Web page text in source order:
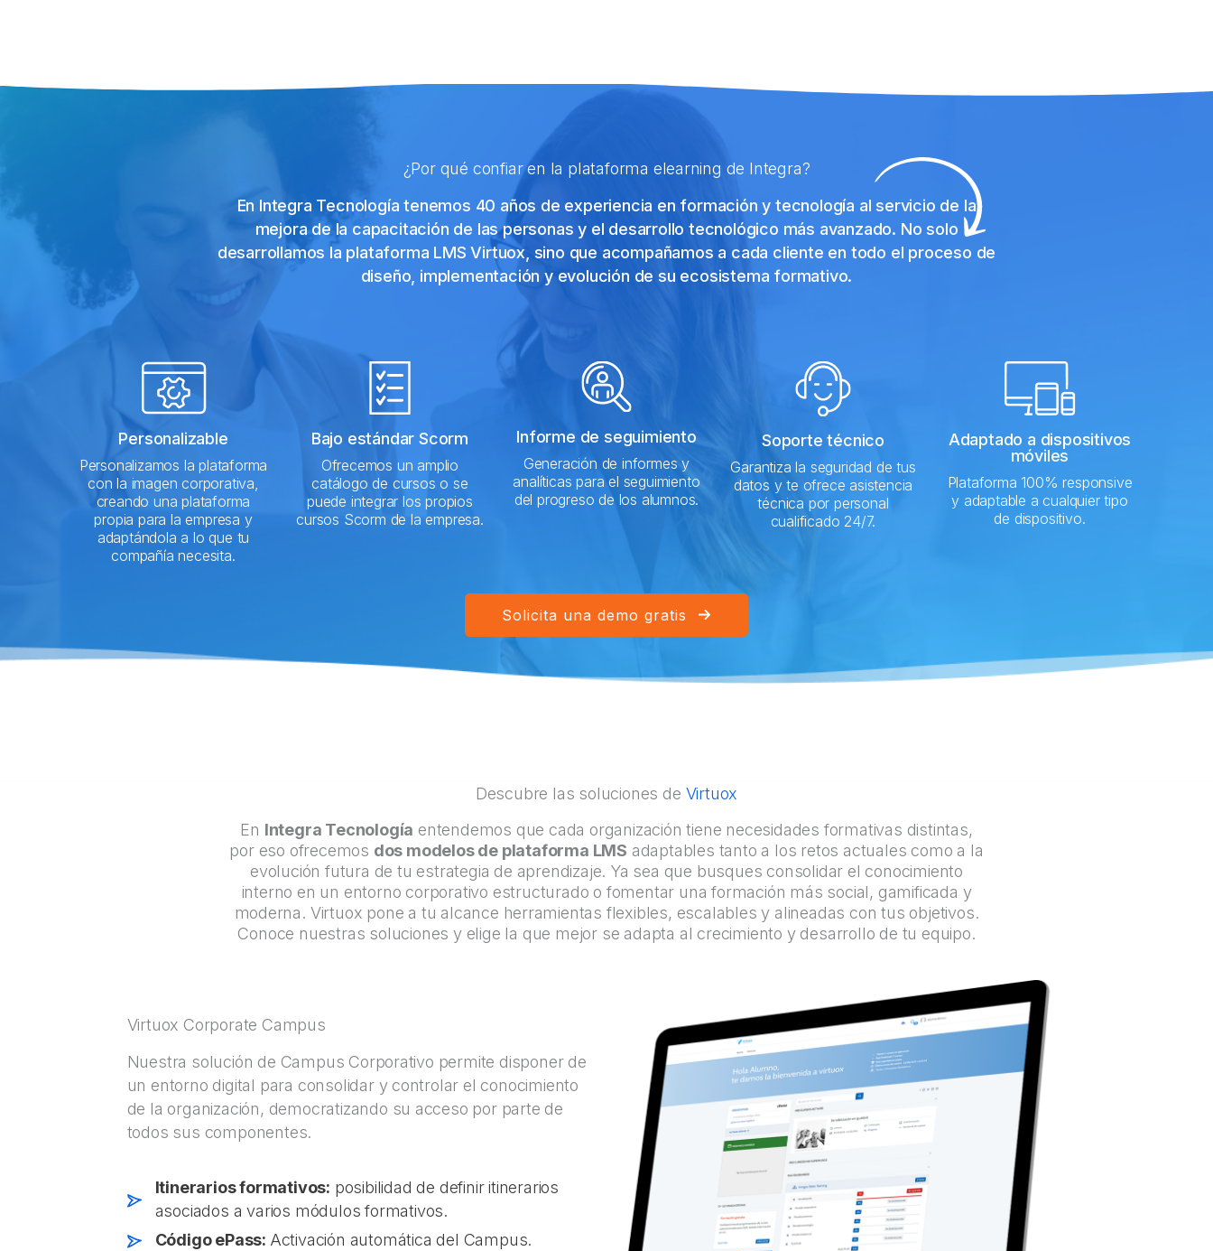
¿Por qué confiar en la plataforma elearning de Integra?
En Integra Tecnología tenemos 40 años de experiencia en formación y tecnología al servicio de la
mejora de la capacitación de las personas y el desarrollo tecnológico más avanzado. No solo
desarrollamos la plataforma LMS Virtuox, sino que acompañamos a cada cliente en todo el proceso de
diseño, implementación y evolución de su ecosistema formativo.
Personalizable
Personalizamos la plataforma
con la imagen corporativa,
creando una plataforma
propia para la empresa y
adaptándola a lo que tu
compañía necesita.
Bajo estándar Scorm
Ofrecemos un amplio
catálogo de cursos o se
puede integrar los propios
cursos Scorm de la empresa.
Informe de seguimiento
Generación de informes y
analíticas para el seguimiento
del progreso de los alumnos.
Soporte técnico
Garantiza la seguridad de tus
datos y te ofrece asistencia
técnica por personal
cualificado 24/7.
Adaptado a dispositivos
móviles
Plataforma 100% responsive
y adaptable a cualquier tipo
de dispositivo.
Solicita una demo gratis
Descubre las soluciones de Virtuox
En Integra Tecnología entendemos que cada organización tiene necesidades formativas distintas,
por eso ofrecemos dos modelos de plataforma LMS adaptables tanto a los retos actuales como a la
evolución futura de tu estrategia de aprendizaje. Ya sea que busques consolidar el conocimiento
interno en un entorno corporativo estructurado o fomentar una formación más social, gamificada y
moderna. Virtuox pone a tu alcance herramientas flexibles, escalables y alineadas con tus objetivos.
Conoce nuestras soluciones y elige la que mejor se adapta al crecimiento y desarrollo de tu equipo.
Virtuox Corporate Campus
Nuestra solución de Campus Corporativo permite disponer de
un entorno digital para consolidar y controlar el conocimiento
de la organización, democratizando su acceso por parte de
todos sus componentes.
Itinerarios formativos: posibilidad de definir itinerarios
asociados a varios módulos formativos.
Código ePass: Activación automática del Campus.